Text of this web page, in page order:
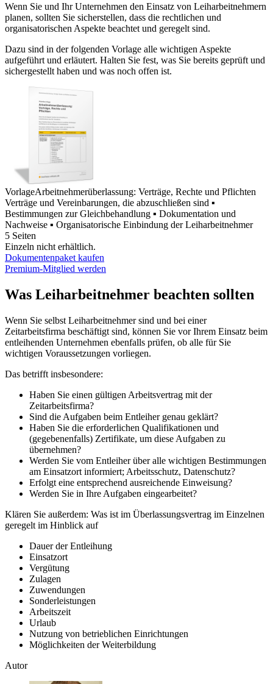
Wenn Sie und Ihr Unternehmen den Einsatz von Leiharbeitnehmern
planen, sollten Sie sicherstellen, dass die rechtlichen und
organisatorischen Aspekte beachtet und geregelt sind.
Dazu sind in der folgenden Vorlage alle wichtigen Aspekte
aufgeführt und erläutert. Halten Sie fest, was Sie bereits geprüft und
sichergestellt haben und was noch offen ist.
VorlageArbeitnehmerüberlassung: Verträge, Rechte und Pflichten
Verträge und Vereinbarungen, die abzuschließen sind ▪
Bestimmungen zur Gleichbehandlung ▪ Dokumentation und
Nachweise ▪ Organisatorische Einbindung der Leiharbeitnehmer
5 Seiten
Einzeln nicht erhältlich.
Dokumentenpaket kaufen
Premium-Mitglied werden
Was Leiharbeitnehmer beachten sollten
Wenn Sie selbst Leiharbeitnehmer sind und bei einer
Zeitarbeitsfirma beschäftigt sind, können Sie vor Ihrem Einsatz beim
entleihenden Unternehmen ebenfalls prüfen, ob alle für Sie
wichtigen Voraussetzungen vorliegen.
Das betrifft insbesondere:
Haben Sie einen gültigen Arbeitsvertrag mit der
Zeitarbeitsfirma?
Sind die Aufgaben beim Entleiher genau geklärt?
Haben Sie die erforderlichen Qualifikationen und
(gegebenenfalls) Zertifikate, um diese Aufgaben zu
übernehmen?
Werden Sie vom Entleiher über alle wichtigen Bestimmungen
am Einsatzort informiert; Arbeitsschutz, Datenschutz?
Erfolgt eine entsprechend ausreichende Einweisung?
Werden Sie in Ihre Aufgaben eingearbeitet?
Klären Sie außerdem: Was ist im Überlassungsvertrag im Einzelnen
geregelt im Hinblick auf
Dauer der Entleihung
Einsatzort
Vergütung
Zulagen
Zuwendungen
Sonderleistungen
Arbeitszeit
Urlaub
Nutzung von betrieblichen Einrichtungen
Möglichkeiten der Weiterbildung
Autor